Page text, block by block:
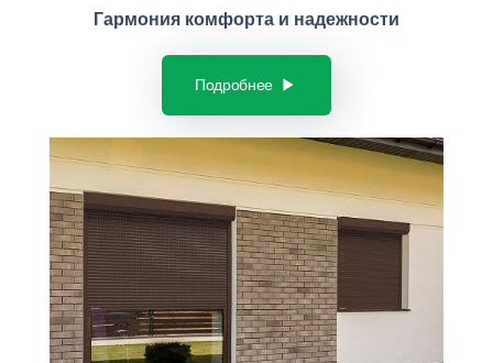
Гармония комфорта и надежности
Подробнее